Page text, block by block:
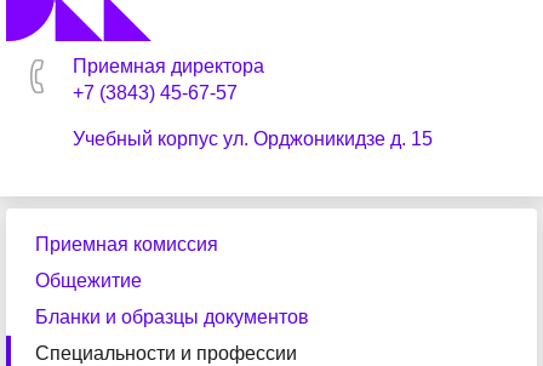
Приемная директора
+7 (3843) 45-67-57
Учебный корпус ул. Орджоникидзе д. 15
Приемная комиссия
Общежитие
Бланки и образцы документов
Специальности и профессии